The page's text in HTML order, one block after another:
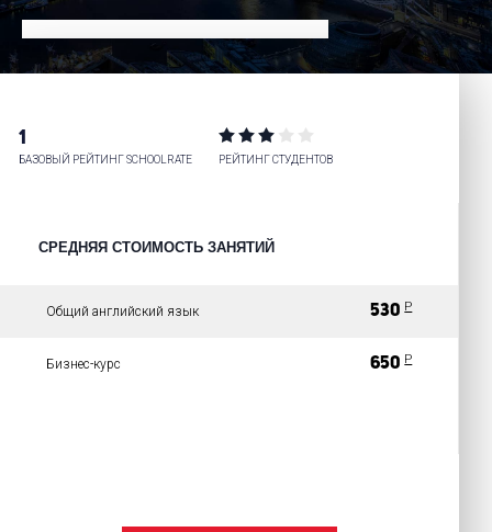
1
БАЗОВЫЙ РЕЙТИНГ SCHOOLRATE РЕЙТИНГ СТУДЕНТОВ
СРЕДНЯЯ СТОИМОСТЬ ЗАНЯТИЙ
Общий английский язык 530 P
Бизнес-курс 650 P